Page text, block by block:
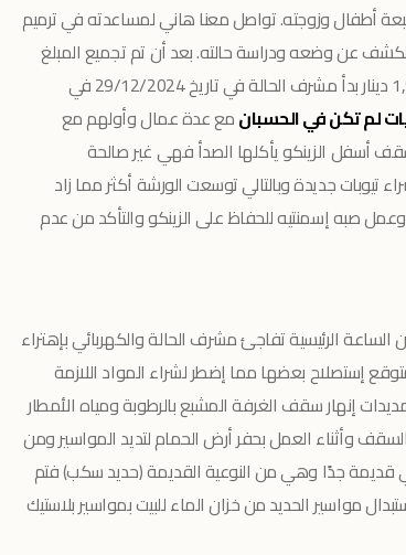
سبعة أطفال وزوجته. تواصل معنا هاني لمساعدته في ترميم
عن وضعه ودراسة حالته. بعد أن تم تجميع المبلغ
المطلوب في الحملة والذي هو بقيمة 1,990 دينار بدأ مشرف الحالة في تاريخ 29/12/2024 في
لم تكن في الحسبانمع عدة عمال وأولهم مع
أسفل الزينكو يأكلها الصدأ فهي غير صالحة
تيوبات جديدة وبالتالي توسعت الورشة أكثر مما زاد
صبه إسمنتيه للحفاظ على الزينكو والتأكد من عدم
الساعة الرئيسية تفاجئ مشرف الحالة والكهربائي بإهتراء
إستصلاح بعضها مما إضطر لشراء المواد اللازمة
إنهار سقف الغرفة المشبع بالرطوبة ومياه الأمطار
وأثناء العمل بحفر أرض الحمام لتديد المواسير ومن
قديمة جدًا وهي من النوعية القديمة (حديد سكب) فتم
مواسير الحديد من خزان الماء للبيت بمواسير بلاستيك